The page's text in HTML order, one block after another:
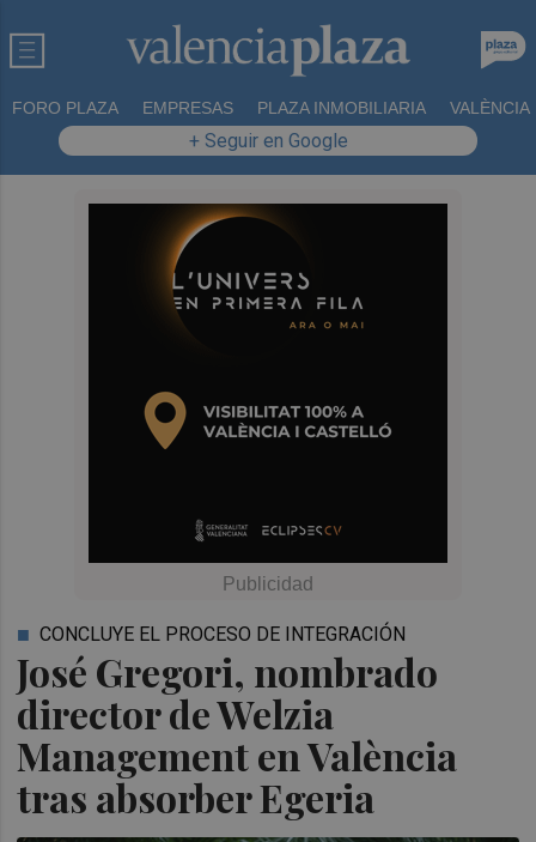
FORO PLAZA EMPRESAS PLAZA INMOBILIARIA VALÈNCIA
+ Seguir en Google
José Gregori, nombrado
director de Welzia
Management en València
tras absorber Egeria
CONCLUYE EL PROCESO DE INTEGRACIÓN